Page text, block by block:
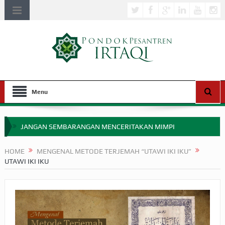
Menu
JANGAN SEMBARANGAN MENCERITAKAN MIMPI
MIMPI YANG DIABAIKAN MENJELANG PERANG BADAR
SEBELUM TIBA SAAT WAJIB?
HAKIKAT NIKMAT DI DUNIA!
HOME
MENGENAL METODE TERJEMAH “UTAWI IKI IKU”
UTAWI IKI IKU